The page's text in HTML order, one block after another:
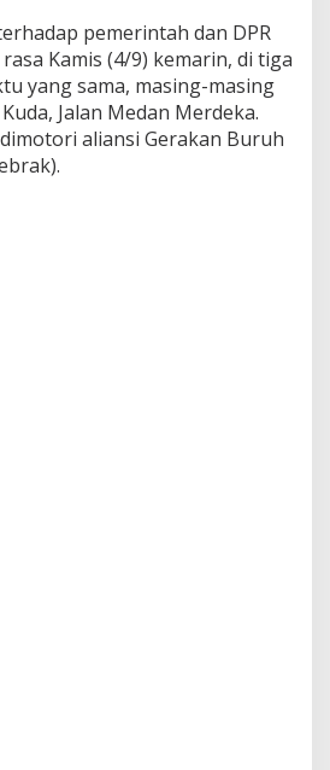
pemerintah dan DPR
Kamis (4/9) kemarin, di tiga
yang sama, masing-masing
Jalan Medan Merdeka.
aliansi Gerakan Buruh